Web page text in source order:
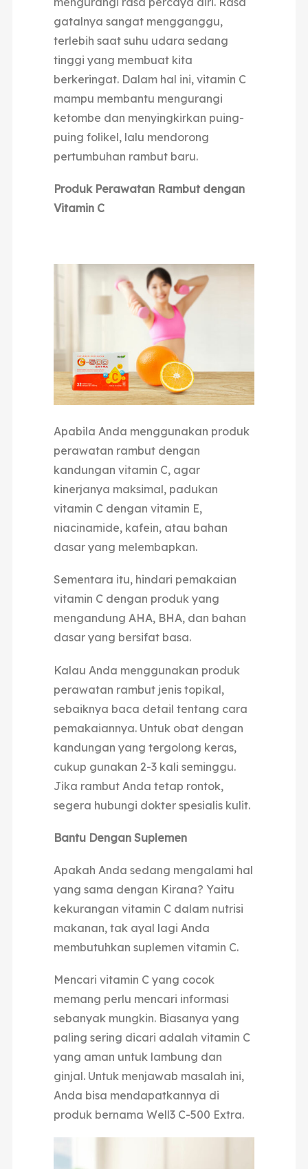
gatalnya sangat mengganggu,
terlebih saat suhu udara sedang
tinggi yang membuat kita
berkeringat. Dalam hal ini, vitamin C
mampu membantu mengurangi
ketombe dan menyingkirkan puing-
puing folikel, lalu mendorong
pertumbuhan rambut baru.
Produk Perawatan Rambut dengan
Vitamin C
Apabila Anda menggunakan produk
perawatan rambut dengan
kandungan vitamin C, agar
kinerjanya maksimal, padukan
vitamin C dengan vitamin E,
niacinamide, kafein, atau bahan
dasar yang melembapkan.
Sementara itu, hindari pemakaian
vitamin C dengan produk yang
mengandung AHA, BHA, dan bahan
dasar yang bersifat basa.
Kalau Anda menggunakan produk
perawatan rambut jenis topikal,
sebaiknya baca detail tentang cara
pemakaiannya. Untuk obat dengan
kandungan yang tergolong keras,
cukup gunakan 2-3 kali seminggu.
Jika rambut Anda tetap rontok,
segera hubungi dokter spesialis kulit.
Bantu Dengan Suplemen
Apakah Anda sedang mengalami hal
yang sama dengan Kirana? Yaitu
kekurangan vitamin C dalam nutrisi
makanan, tak ayal lagi Anda
membutuhkan suplemen vitamin C.
Mencari vitamin C yang cocok
memang perlu mencari informasi
sebanyak mungkin. Biasanya yang
paling sering dicari adalah vitamin C
yang aman untuk lambung dan
ginjal. Untuk menjawab masalah ini,
Anda bisa mendapatkannya di
produk bernama Well3 C-500 Extra.